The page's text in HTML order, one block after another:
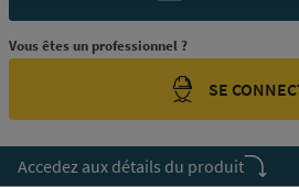
Vous êtes un professionnel ?
SE
Accedez aux détails du produit